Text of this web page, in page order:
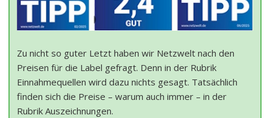
Zu nicht so guter Letzt haben wir Netzwelt nach den
Preisen für die Label gefragt. Denn in der Rubrik
Einnahmequellen wird dazu nichts gesagt. Tatsächlich
finden sich die Preise – warum auch immer – in der
Rubrik Auszeichnungen.